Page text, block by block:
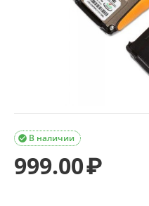
В наличии

999.00₽